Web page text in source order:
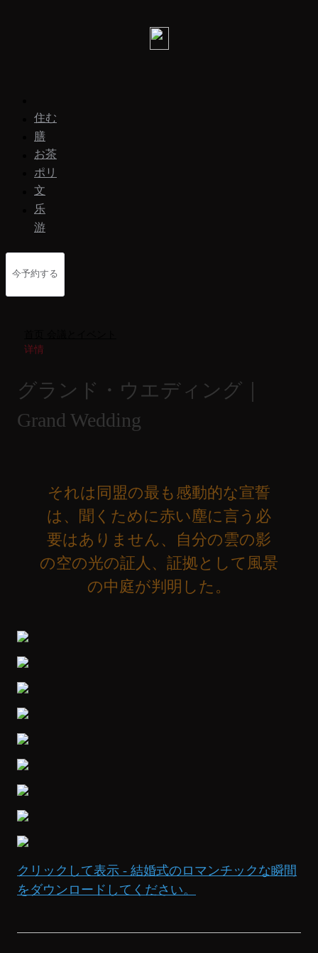
住む
膳
お茶
ポリ
文
乐
游
今予約する
详情
グランド・ウエディング｜
Grand Wedding
それは同盟の最も感動的な宣誓
は、聞くために赤い塵に言う必
要はありません、自分の雲の影
の空の光の証人、証拠として風景
の中庭が判明した。
クリックして表示 - 結婚式のロマンチックな瞬間
をダウンロードしてください。